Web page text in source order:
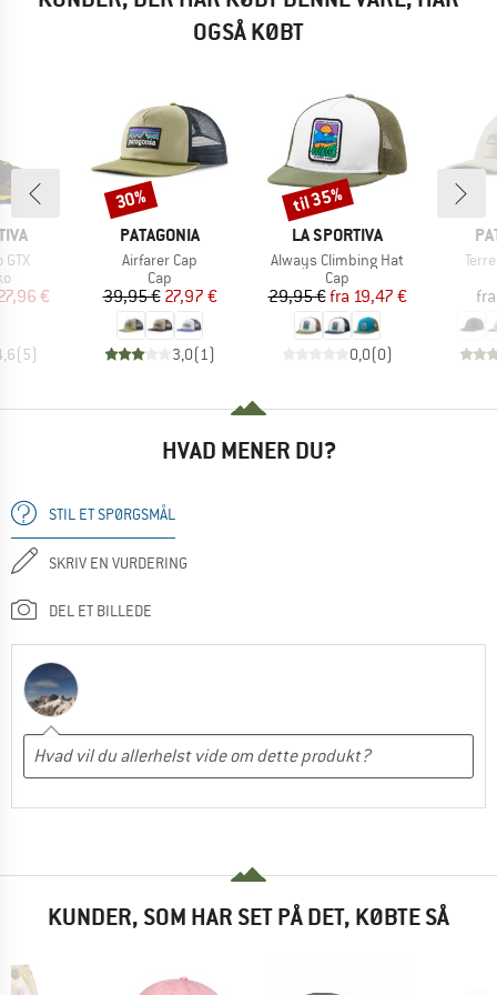
OGSÅ KØBT
pris
€
(5)
MÆRKE
PATAGONIA
Artikel
Airfarer Cap
Produktgruppe
Cap
Pris
39,95 €Nedsat pris
27,97 €
3,0(1 )
Rabat
30%
MÆRKE
LA SPORTIVA
Artikel
Always Climbing Hat
Produktgruppe
Cap
Pris
29,95 € Nedsat pris
fra 19,47 €
0,0(0)
Rabat
til 35%
fra
HVAD MENER DU?
STIL ET SPØRGSMÅL
SKRIV EN VURDERING
DEL ET BILLEDE
KUNDER, SOM HAR SET PÅ DET, KØBTE SÅ